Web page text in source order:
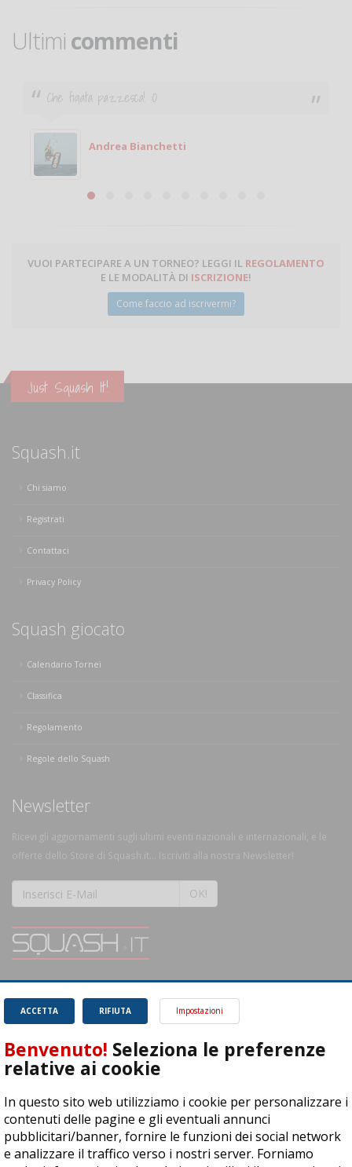
Ultimi commenti
Ciao. Sono a Treviglio da poco e vorrei tornare a
giocare. Se sei in zona e puoi giocare fammi sapere.
Michele
Michele Miglionico
VUOI PARTECIPARE A UN TORNEO? LEGGI IL REGOLAMENTO
E LE MODALITÀ DI ISCRIZIONE!
Come faccio ad iscrivermi?
Just Squash It!
Squash.it
Chi siamo
Registrati
Contattaci
Privacy Policy
Squash giocato
Calendario Tornei
Classifica
Regolamento
Regole dello Squash
Newsletter
Ricevi gli aggiornamenti sugli ultimi eventi nazionali e internazionali, e le
offerte dello Store di Squash.it... Iscriviti alla nostra Newsletter!
OK!
magnifico sport.
Leggi
RIFIUTA
ACCETTA Impostazioni
Benvenuto! Seleziona le preferenze
relative ai cookie
In questo sito web utilizziamo i cookie per personalizzare i
contenuti delle pagine e gli eventuali annunci
pubblicitari/banner, fornire le funzioni dei social network
e analizzare il traffico verso i nostri server. Forniamo
ASD Let's Sport - Via T. Olivelli 3, 25014 Castenedolo (BS) - P. Iva:
04278030988
© Copyright 2015 | All Rights Reserved - Powered byDynDevice